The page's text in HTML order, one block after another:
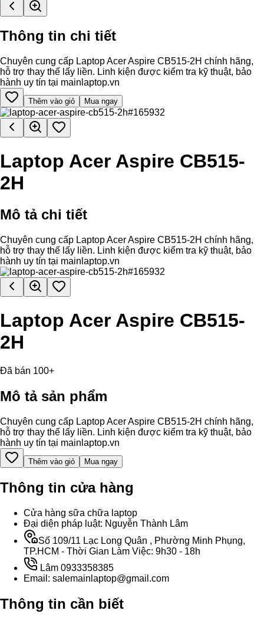
Thông tin chi tiết
Chuyên cung cấp Laptop Acer Aspire CB515-2H chính hãng,
hỗ trợ thay thế lấy liền. Linh kiện được kiểm tra kỹ thuật, bảo
hành uy tín tại mainlaptop.vn
Thêm vào giỏ Mua ngay
Laptop Acer Aspire CB515-
2H
Mô tả chi tiết
Chuyên cung cấp Laptop Acer Aspire CB515-2H chính hãng,
hỗ trợ thay thế lấy liền. Linh kiện được kiểm tra kỹ thuật, bảo
hành uy tín tại mainlaptop.vn
Laptop Acer Aspire CB515-
2H
Đã bán 100+
Mô tả sản phẩm
Chuyên cung cấp Laptop Acer Aspire CB515-2H chính hãng,
hỗ trợ thay thế lấy liền. Linh kiện được kiểm tra kỹ thuật, bảo
hành uy tín tại mainlaptop.vn
Thêm vào giỏ Mua ngay
Thông tin cửa hàng
Cửa hàng sữa chữa laptop
Đại diện pháp luật: Nguyễn Thành Lâm
Số 109/11 Lạc Long Quân , Phường Minh Phụng,
TP.HCM - Thời Gian Làm Việc: 9h30 - 18h
Lâm 0933358385
Email: salemainlaptop@gmail.com
Thông tin cần biết